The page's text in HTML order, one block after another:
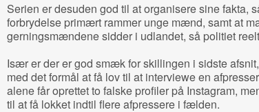
Serien er desuden god til at organisere sine fakta,
forbrydelse primært rammer unge mænd, samt at
gerningsmændene sidder i udlandet, så politiet
Især er der er god smæk for skillingen i sidste
med det formål at få lov til at interviewe en
alene får oprettet to falske profiler på Instagram,
til at få lokket indtil flere afpressere i fælden.